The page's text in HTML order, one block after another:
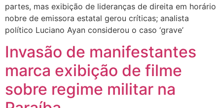
partes, mas exibição de lideranças de direita em horário
nobre de emissora estatal gerou críticas; analista
político Luciano Ayan considerou o caso ‘grave’
Invasão de manifestantes
marca exibição de filme
sobre regime militar na